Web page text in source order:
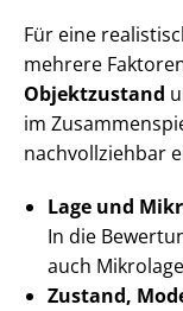
Für eine
mehrere
Objektzustand
im
nachvollziehbar
Lage und
In die
auch
Zustand,